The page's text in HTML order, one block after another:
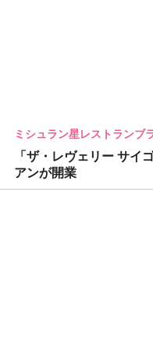
ミシュラン星レストランブ
「ザ・レヴェリー サイ
アンが開業